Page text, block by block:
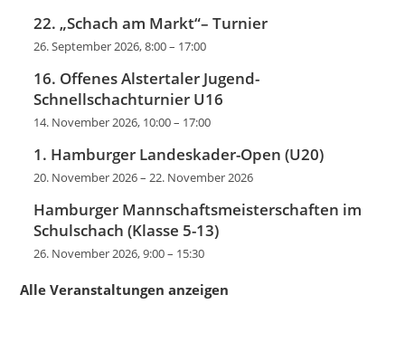
22. „Schach am Markt“– Turnier
26. September 2026, 8:00– 17:00
16. Offenes Alstertaler Jugend-
Schnellschachturnier U16
14. November 2026, 10:00– 17:00
1. Hamburger Landeskader-Open (U20)
20. November 2026–22. November 2026
Hamburger Mannschaftsmeisterschaften im
Schulschach (Klasse 5-13)
26. November 2026, 9:00– 15:30
Alle Veranstaltungen anzeigen